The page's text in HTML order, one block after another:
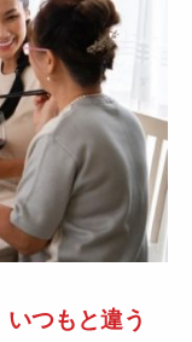
いつもと違う